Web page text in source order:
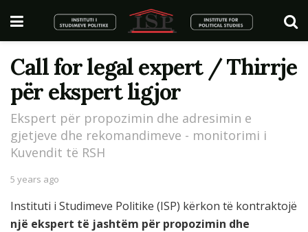
Call for legal expert / Thirrje
për ekspert ligjor
Ekspert për propozimin dhe adresimin e
gjetjeve dhe rekomandimeve - monitorimi i
Kuvendit të RSH
5 years ago
Instituti i Studimeve Politike (ISP) kërkon të kontraktojë
një ekspert të jashtëm për propozimin dhe